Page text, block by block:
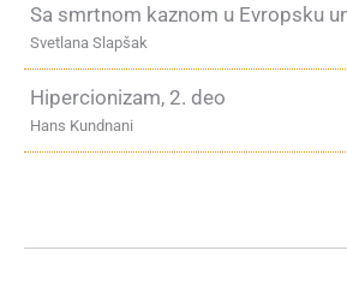
Sa smrtnom kaznom u Evropsku
Svetlana Slapšak
Hipercionizam, 2. deo
Hans Kundnani